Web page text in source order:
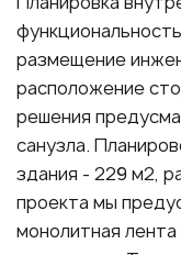
размещение
расположение
решения
санузла.
здания - 229 м2,
проекта мы
монолитная